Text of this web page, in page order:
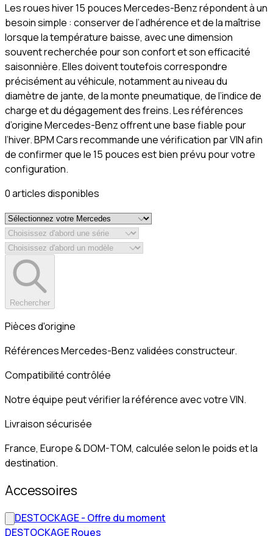
Les roues hiver 15 pouces Mercedes-Benz répondent à un
besoin simple : conserver de l’adhérence et de la maîtrise
lorsque la température baisse, avec une dimension
souvent recherchée pour son confort et son efficacité
saisonnière. Elles doivent toutefois correspondre
précisément au véhicule, notamment au niveau du
diamètre de jante, de la monte pneumatique, de l’indice de
charge et du dégagement des freins. Les références
d’origine Mercedes-Benz offrent une base fiable pour
l’hiver. BPM Cars recommande une vérification par VIN afin
de confirmer que le 15 pouces est bien prévu pour votre
configuration.
0articlesdisponibles
Rechercher
Pièces d'origine
Références Mercedes-Benz validées constructeur.
Compatibilité contrôlée
Notre équipe peut vérifier la référence avec votre VIN.
Livraison sécurisée
France, Europe & DOM-TOM, calculée selon le poids et la
destination.
Accessoires
DESTOCKAGE - Offre du moment
DESTOCKAGE Roues